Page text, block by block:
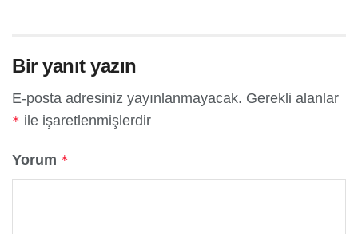
Bir yanıt yazın
E-posta adresiniz yayınlanmayacak. Gerekli alanlar
* ile işaretlenmişlerdir
Yorum *